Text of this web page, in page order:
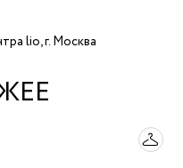
lio, г. Москва